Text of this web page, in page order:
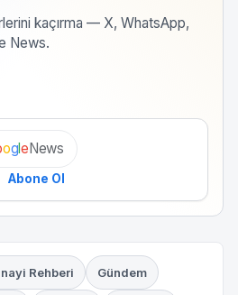
kaçırma — X, WhatsApp,
News.
ogleNews
Abone Ol
Rehberi Gündem